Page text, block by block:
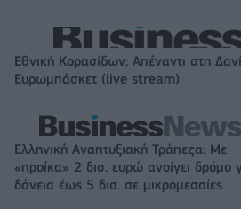
Εθνική Κορασίδων: Απέναντι στη
Ευρωμπάσκετ (live stream)
Ελληνική Αναπτυξιακή Τράπεζα: Με
«προίκα» 2 δισ. ευρώ ανοίγει δρόμο
δάνεια έως 5 δισ. σε μικρομεσαίες